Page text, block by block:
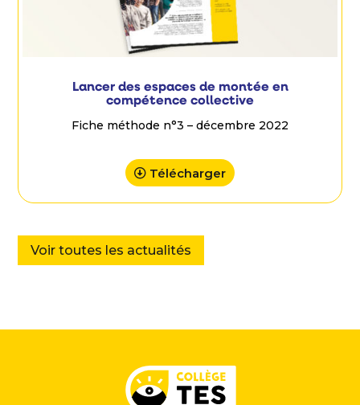
Lancer des espaces de montée en
compétence collective
Fiche méthode n°3 – décembre 2022
Télécharger
Voir toutes les actualités